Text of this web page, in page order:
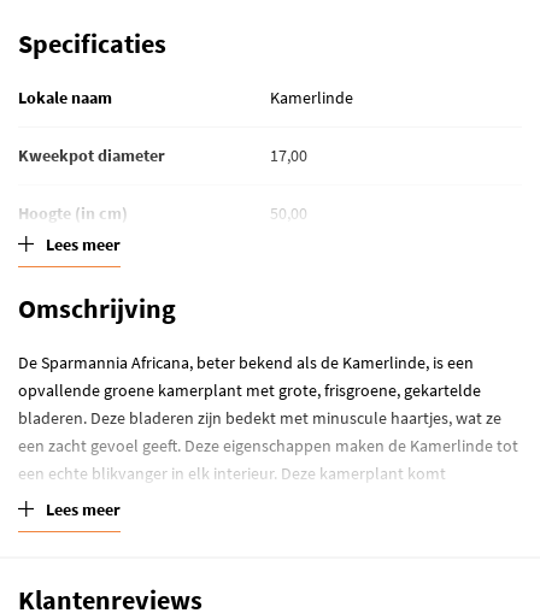
Omschrijving
De Sparmannia Africana, beter bekend als de Kamerlinde, is een
opvallende groene kamerplant met grote, frisgroene, gekartelde
bladeren. Deze bladeren zijn bedekt met minuscule haartjes, wat ze
een zacht gevoel geeft. Deze eigenschappen maken de Kamerlinde tot
een echte blikvanger in elk interieur. Deze kamerplant komt
oorspronkelijk uit Zuid-Afrika, waar hij in de natuur wel tot acht meter
hoog kan worden. In de woonkamer zal hij echter een hoogte van
Lees meer
Specificaties
Lokale naam Kamerlinde
Kweekpot diameter 17,00
Hoogte (in cm) 50,00
Standplaats
Waterbehoefte
Winterhardheid Kamerplant
Lees meer
Klantenreviews